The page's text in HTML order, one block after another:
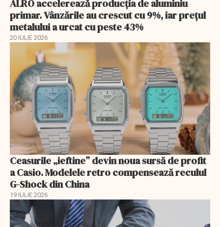
ALRO accelerează producția de aluminiu
primar. Vânzările au crescut cu 9%, iar prețul
metalului a urcat cu peste 43%
20 IULIE 2026
Ceasurile „ieftine” devin noua sursă de profit
a Casio. Modelele retro compensează reculul
G-Shock din China
19 IULIE 2026